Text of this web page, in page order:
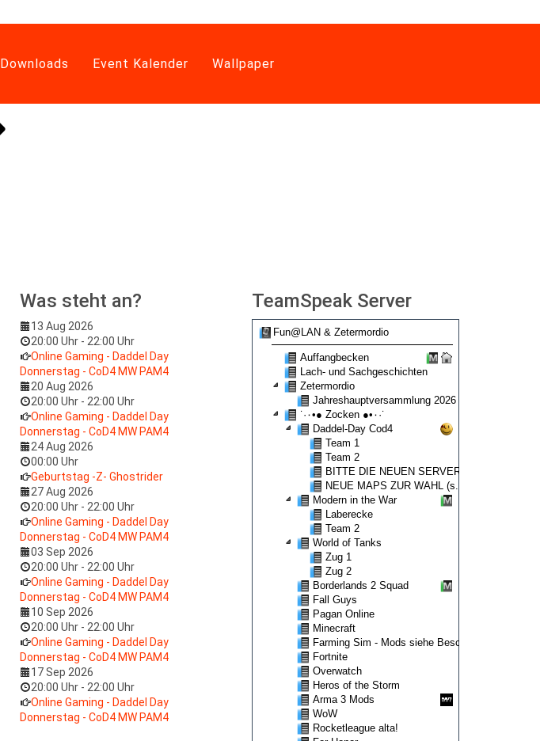
Downloads Event Kalender Wallpaper
Was steht an?
13 Aug 2026
20:00 Uhr - 22:00 Uhr
Online Gaming - Daddel Day
Donnerstag - CoD4 MW PAM4
20 Aug 2026
20:00 Uhr - 22:00 Uhr
Online Gaming - Daddel Day
Donnerstag - CoD4 MW PAM4
24 Aug 2026
00:00 Uhr
Geburtstag -Z- Ghostrider
27 Aug 2026
20:00 Uhr - 22:00 Uhr
Online Gaming - Daddel Day
Donnerstag - CoD4 MW PAM4
03 Sep 2026
20:00 Uhr - 22:00 Uhr
Online Gaming - Daddel Day
Donnerstag - CoD4 MW PAM4
10 Sep 2026
20:00 Uhr - 22:00 Uhr
Online Gaming - Daddel Day
Donnerstag - CoD4 MW PAM4
17 Sep 2026
20:00 Uhr - 22:00 Uhr
Online Gaming - Daddel Day
Donnerstag - CoD4 MW PAM4
TeamSpeak Server